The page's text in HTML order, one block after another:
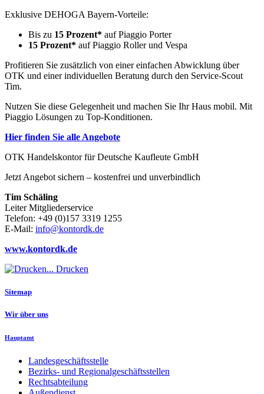
Exklusive DEHOGA Bayern-Vorteile:
Bis zu 15 Prozent* auf Piaggio Porter
15 Prozent* auf Piaggio Roller und Vespa
Profitieren Sie zusätzlich von einer einfachen Abwicklung über
OTK und einer individuellen Beratung durch den Service-Scout
Tim.
Nutzen Sie diese Gelegenheit und machen Sie Ihr Haus mobil. Mit
Piaggio Lösungen zu Top-Konditionen.
Hier finden Sie alle Angebote
OTK Handelskontor für Deutsche Kaufleute GmbH
Jetzt Angebot sichern – kostenfrei und unverbindlich
Tim Schäling
Leiter Mitgliederservice
Telefon: +49 (0)157 3319 1255
E-Mail: info@kontordk.de
www.kontordk.de
Drucken
Sitemap
Wir über uns
Hauptamt
Landesgeschäftsstelle
Bezirks- und Regionalgeschäftsstellen
Rechtsabteilung